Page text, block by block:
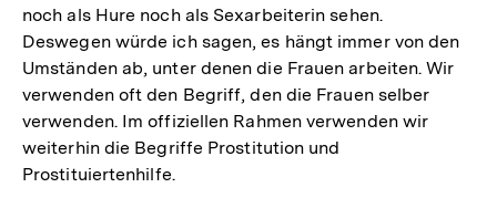
noch als Hure noch als Sexarbeiterin sehen.
Deswegen würde ich sagen, es hängt immer von den
Umständen ab, unter denen die Frauen arbeiten. Wir
verwenden oft den Begriff, den die Frauen selber
verwenden. Im offiziellen Rahmen verwenden wir
weiterhin die Begriffe Prostitution und
Prostituiertenhilfe.